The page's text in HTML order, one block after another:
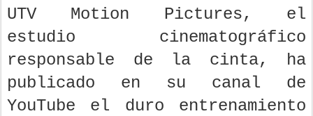
UTV Motion Pictures, el
estudio cinematográfico
responsable de la cinta, ha
publicado en su canal de
YouTube el duro entrenamiento